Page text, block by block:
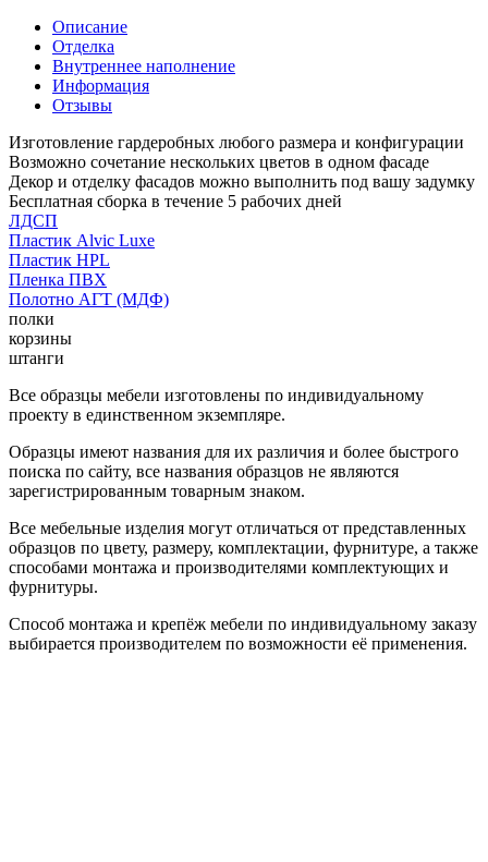
Описание
Отделка
Внутреннее наполнение
Информация
Отзывы
Изготовление гардеробных любого размера и конфигурации
Возможно сочетание нескольких цветов в одном фасаде
Декор и отделку фасадов можно выполнить под вашу задумку
Бесплатная сборка в течение 5 рабочих дней
ЛДСП
Пластик Alvic Luxe
Пластик HPL
Пленка ПВХ
Полотно АГТ (МДФ)
полки
корзины
штанги
Все образцы мебели изготовлены по индивидуальному
проекту в единственном экземпляре.
Образцы имеют названия для их различия и более быстрого
поиска по сайту, все названия образцов не являются
зарегистрированным товарным знаком.
Все мебельные изделия могут отличаться от представленных
образцов по цвету, размеру, комплектации, фурнитуре, а также
способами монтажа и производителями комплектующих и
фурнитуры.
Способ монтажа и крепёж мебели по индивидуальному заказу
выбирается производителем по возможности её применения.